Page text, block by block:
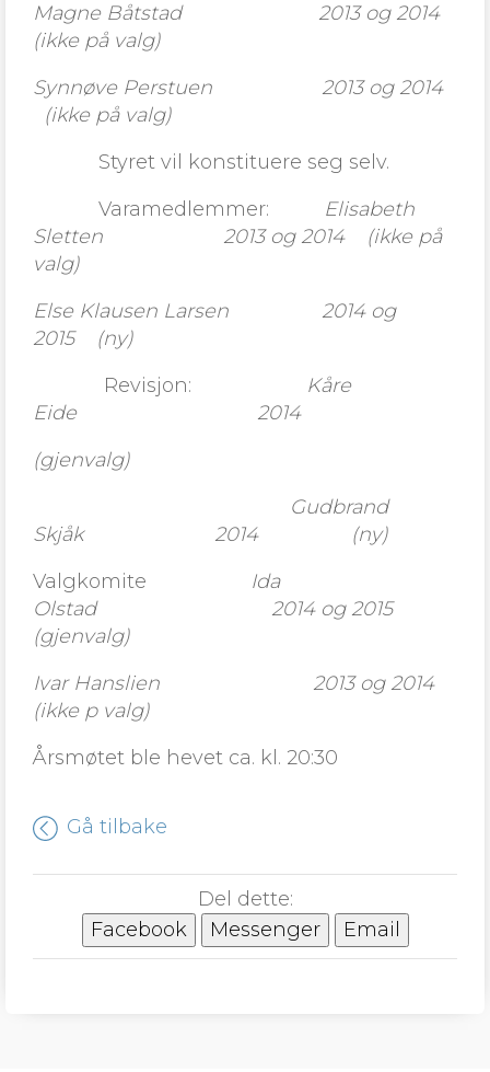
Magne Båtstad 2013 og 2014
(ikke på valg)
Synnøve Perstuen 2013 og 2014
(ikke på valg)
Styret vil konstituere seg selv.
Varamedlemmer: Elisabeth
Sletten 2013 og 2014 (ikke på
valg)
Else Klausen Larsen 2014 og
2015 (ny)
Revisjon: Kåre
Eide 2014
(gjenvalg)
Gudbrand
Skjåk 2014 (ny)
Valgkomite Ida
Olstad 2014 og 2015
(gjenvalg)
Ivar Hanslien 2013 og 2014
(ikke p valg)
Årsmøtet ble hevet ca. kl. 20:30
Gå tilbake
Del dette:
Facebook
Messenger Email